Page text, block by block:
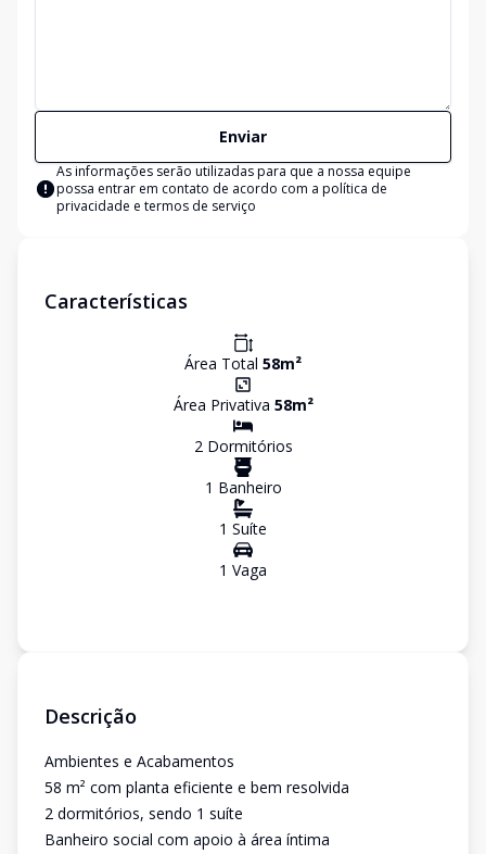
Enviar
As informações serão utilizadas para que a nossa equipe
possa entrar em contato de acordo com a política de
privacidade e termos de serviço
Características
Área Total 58m²
Área Privativa 58m²
2Dormitórios
1 Banheiro
1 Suíte
1 Vaga
Descrição
Ambientes e Acabamentos
58 m² com planta eficiente e bem resolvida
2 dormitórios, sendo 1 suíte
Banheiro social com apoio à área íntima